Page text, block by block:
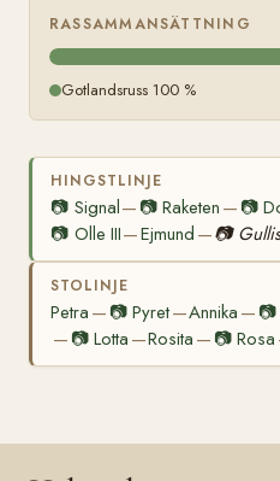
RASSAMMANSÄTTNING
Gotlandsruss 100 %
HINGSTLINJE
📷 Signal— 📷Raketen — 📷
📷 Olle III—Ejmund —📷 Gullis
STOLINJE
Petra — 📷Pyret—Annika — 📷
— 📷Lotta —Rosita — 📷Rosa